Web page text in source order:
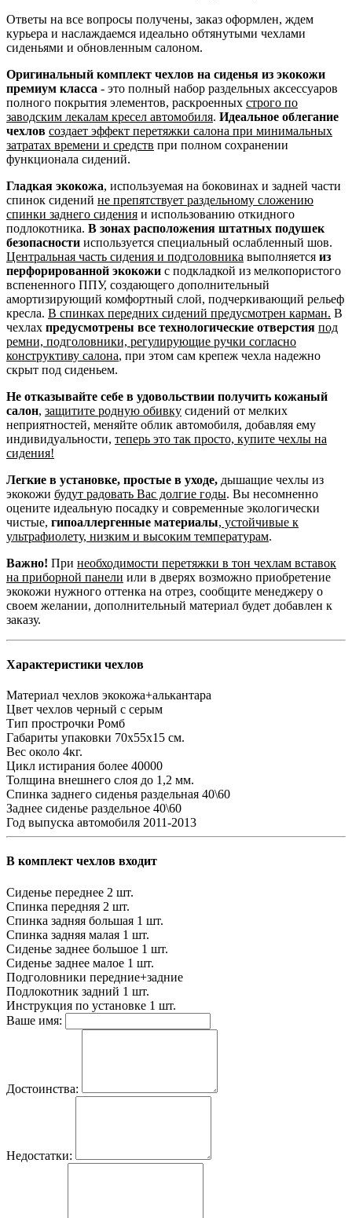
Ответы на все вопросы получены, заказ оформлен, ждем
курьера и наслаждаемся идеально обтянутыми чехлами
сиденьями и обновленным салоном.
Оригинальный комплект чехлов на сиденья из экокожи
премиум класса - это полный набор раздельных аксессуаров
полного покрытия элементов, раскроенных строго по
заводским лекалам кресел автомобиля. Идеальное облегание
чехлов создает эффект перетяжки салона при минимальных
затратах времени и средств при полном сохранении
функционала сидений.
Гладкая экокожа, используемая на боковинах и задней части
спинок сидений не препятствует раздельному сложению
спинки заднего сидения и использованию откидного
подлокотника. В зонах расположения штатных подушек
безопасности используется специальный ослабленный шов.
Центральная часть сидения и подголовника выполняется из
перфорированной экокожи с подкладкой из мелкопористого
вспененного ППУ, создающего дополнительный
амортизирующий комфортный слой, подчеркивающий рельеф
кресла. В спинках передних сидений предусмотрен карман. В
чехлах предусмотрены все технологические отверстия под
ремни, подголовники, регулирующие ручки согласно
конструктиву салона, при этом сам крепеж чехла надежно
скрыт под сиденьем.
Не отказывайте себе в удовольствии получить кожаный
салон, защитите родную обивку сидений от мелких
неприятностей, меняйте облик автомобиля, добавляя ему
индивидуальности, теперь это так просто, купите чехлы на
сидения!
Легкие в установке, простые в уходе, дышащие чехлы из
экокожи будут радовать Вас долгие годы. Вы несомненно
оцените идеальную посадку и современные экологически
чистые, гипоаллергенные материалы, устойчивые к
ультрафиолету, низким и высоким температурам.
Важно! При необходимости перетяжки в тон чехлам вставок
на приборной панели или в дверях возможно приобретение
экокожи нужного оттенка на отрез, сообщите менеджеру о
своем желании, дополнительный материал будет добавлен к
заказу.
Характеристики чехлов
Материал чехлов экокожа+алькантара
Цвет чехлов черный с серым
Тип прострочки Ромб
Габариты упаковки 70х55х15 см.
Вес около 4кг.
Цикл истирания более 40000
Толщина внешнего слоя до 1,2 мм.
Спинка заднего сиденья раздельная 40\60
Заднее сиденье раздельное 40\60
Год выпуска автомобиля 2011-2013
В комплект чехлов входит
Сиденье переднее 2 шт.
Спинка передняя 2 шт.
Спинка задняя большая 1 шт.
Спинка задняя малая 1 шт.
Сиденье заднее большое 1 шт.
Сиденье заднее малое 1 шт.
Подголовники передние+задние
Подлокотник задний 1 шт.
Инструкция по установке 1 шт.
Ваше имя:
Достоинства:
Недостатки: